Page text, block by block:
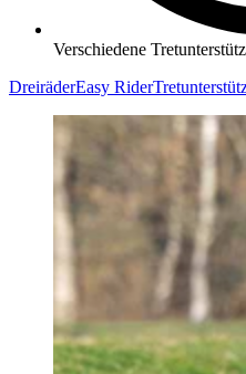
Verschiedene
DreiräderEasy Rider